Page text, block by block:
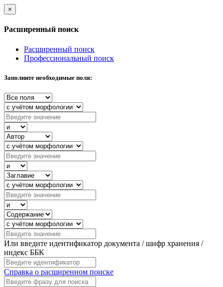
×
Расширенный поиск
Расширенный поиск
Профессиональный поиск
Заполните необходимые поля:
Или введите идентификатор документа / шифр хранения /
индекс ББК
Справка о расширенном поиске